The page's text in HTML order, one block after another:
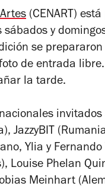
(CENART)
y
se
de entrada
la tarde.
JazzyBIT
Ylia y
Louise Phelan
Meinhart